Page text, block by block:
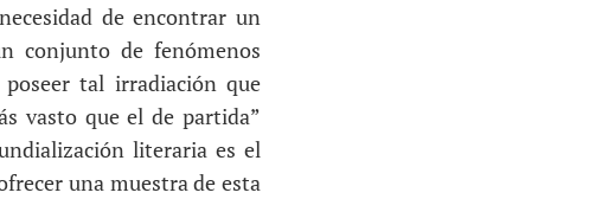
de encontrar un
conjunto de fenómenos
tal irradiación que
vasto que el de partida”
literaria es el
una muestra de esta